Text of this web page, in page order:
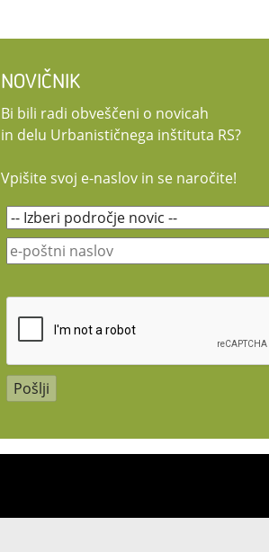
NOVIČNIK
Bi bili radi obveščeni o novicah
in delu Urbanističnega inštituta RS?
Vpišite svoj e-naslov in se naročite!